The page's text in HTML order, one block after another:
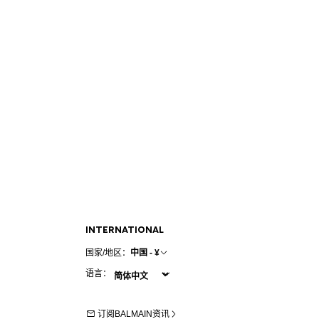
INTERNATIONAL
国家/地区： 中国 - ¥
语言：
订阅BALMAIN资讯